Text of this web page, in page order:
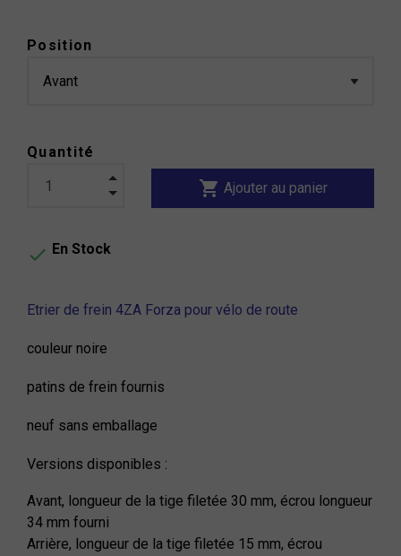
Position
Quantité
shopping_cart Ajouter au panier
 En Stock
Etrier de frein 4ZA Forza pour vélo de route
couleur noire
patins de frein fournis
neuf sans emballage
Versions disponibles :
Avant, longueur de la tige filetée 30 mm, écrou longueur
34 mm fourni
Arrière, longueur de la tige filetée 15 mm, écrou